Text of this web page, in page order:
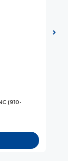
(910-